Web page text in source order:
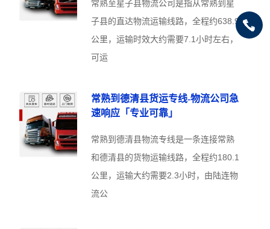
常熟至星子县物流公司是指从常熟到星
子县的直达物流运输线路，全程约638.9
公里，运输时效大约需要7.1小时左右，
可运
常熟到德清县货运专线-物流公司急
速响应「专业可靠」
常熟到德清县物流专线是一条连接常熟
和德清县的货物运输线路，全程约180.1
公里，运输大约需要2.3小时，由陆连物
流公